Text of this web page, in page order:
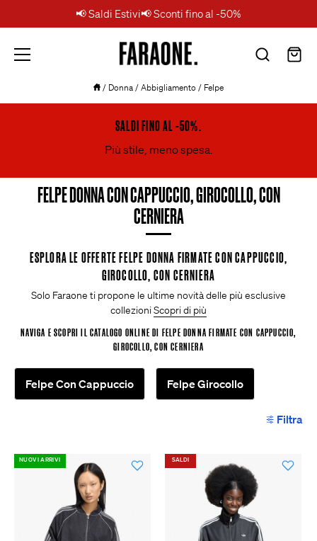
al
📢 Saldi Estivi📢 Sconti fino al -50%
Faraone.
/ Donna/Abbigliamento/ Felpe
SALDI FINO AL -50%.
Più stile, meno spesa.
FELPE DONNA CON CAPPUCCIO, GIROCOLLO, CON
CERNIERA
ESPLORA LE OFFERTE FELPE DONNA FIRMATE CON CAPPUCCIO,
GIROCOLLO, CON CERNIERA
Solo Faraone ti propone le ultime novità delle più esclusive
collezioniScopri di più
NAVIGA E SCOPRI IL CATALOGO ONLINE DI FELPE DONNA FIRMATE CON CAPPUCCIO,
GIROCOLLO, CON CERNIERA
Felpe Con Cappuccio Felpe Girocollo
Filtra
NUOVI ARRIVI SALDI